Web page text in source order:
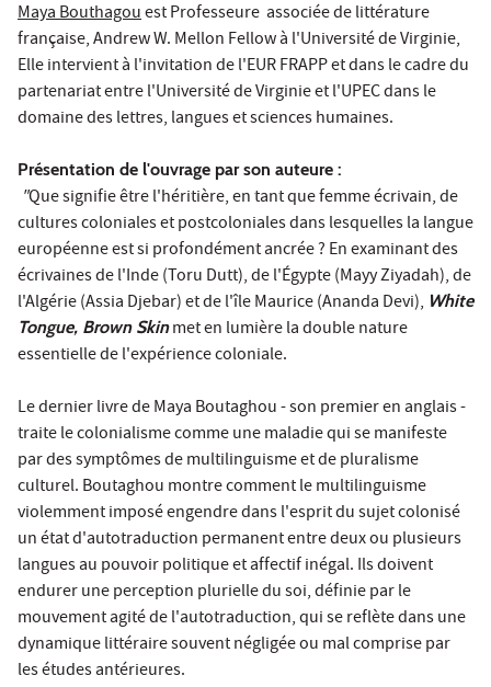
Maya Bouthagouest Professeure associée de littérature
française, Andrew W. Mellon Fellow à l'Université de Virginie,
Elle intervient à l'invitation de l'EUR FRAPP et dans le cadre du
partenariat entre l'Université de Virginie et l'UPEC dans le
domaine des lettres, langues et sciences humaines.
Présentation de l'ouvrage par son auteure :
"Que signifie être l'héritière, en tant que femme écrivain, de
cultures coloniales et postcoloniales dans lesquelles la langue
européenne est si profondément ancrée ? En examinant des
écrivaines de l'Inde (Toru Dutt), de l'Égypte (Mayy Ziyadah), de
l'Algérie (Assia Djebar) et de l'île Maurice (Ananda Devi), White
Tongue, Brown Skin met en lumière la double nature
essentielle de l'expérience coloniale.
Le dernier livre de Maya Boutaghou - son premier en anglais -
traite le colonialisme comme une maladie qui se manifeste
par des symptômes de multilinguisme et de pluralisme
culturel. Boutaghou montre comment le multilinguisme
violemment imposé engendre dans l'esprit du sujet colonisé
un état d'autotraduction permanent entre deux ou plusieurs
langues au pouvoir politique et affectif inégal. Ils doivent
endurer une perception plurielle du soi, définie par le
mouvement agité de l'autotraduction, qui se reflète dans une
dynamique littéraire souvent négligée ou mal comprise par
les études antérieures.